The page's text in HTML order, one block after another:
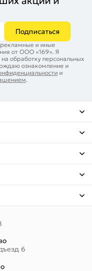
по ГОСТ 31173-2016.
по эксплуатационным
характеристикам (1) и
Подписаться
и иные
от ООО «169». Я
обработку персональных
ознакомление и
и
.
6